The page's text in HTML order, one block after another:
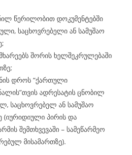
წერილობით დოკუმენტებში
საცხოვრებელი ან სამუშაო
შორის ხელშეკრულებაში
დროს “ქართული
ადრესატის ცნობილ
საცხოვრებელ ან სამუშაო
(იურიდიული პირის და
შემთხვევაში – სამეწარმეო
მისამართზე).